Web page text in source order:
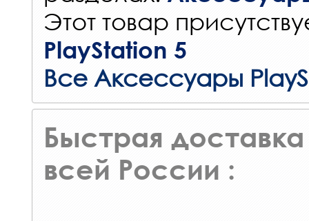
Этот товар
PlayStation 5
Все Аксессуары
Быстрая доставка
всей России :